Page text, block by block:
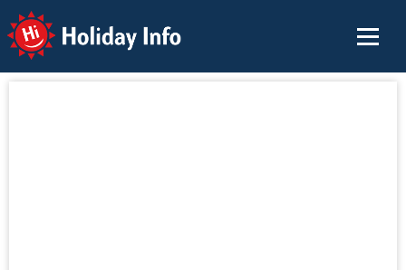
Holiday Info